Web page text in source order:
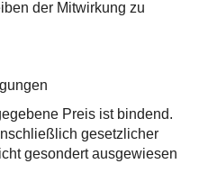
der Mitwirkung zu
Preis ist bindend.
gesetzlicher
gesondert ausgewiesen